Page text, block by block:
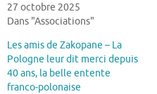
27 octobre 2025
Dans "Associations"
Les amis de Zakopane – La
Pologne leur dit merci depuis
40 ans, la belle entente
franco-polonaise